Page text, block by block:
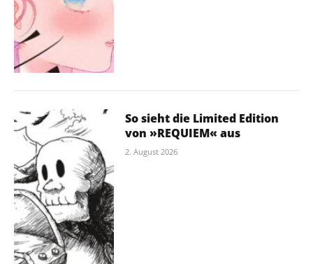
So sieht die Limited Edition
von »REQUIEM« aus
2. August 2026